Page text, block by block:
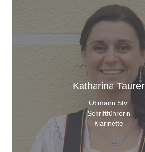
Katharina Taurer
Obmann Stv.
Schriftführerin
Klarinette